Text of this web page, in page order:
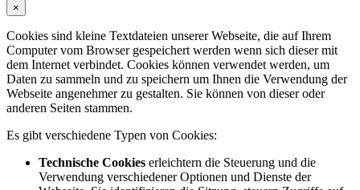
×
Cookies sind kleine Textdateien unserer Webseite, die auf Ihrem
Computer vom Browser gespeichert werden wenn sich dieser mit
dem Internet verbindet. Cookies können verwendet werden, um
Daten zu sammeln und zu speichern um Ihnen die Verwendung der
Webseite angenehmer zu gestalten. Sie können von dieser oder
anderen Seiten stammen.
Es gibt verschiedene Typen von Cookies:
Technische Cookies erleichtern die Steuerung und die
Verwendung verschiedener Optionen und Dienste der